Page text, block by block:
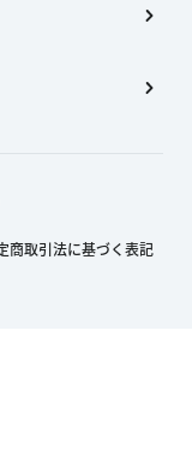
商取引法に基づく表記